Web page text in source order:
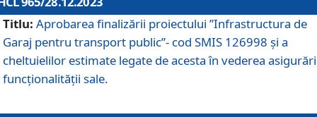
Titlu: Aprobarea finalizării proiectului ”Infrastructura de
Garaj pentru transport public”- cod SMIS 126998 și a
cheltuielilor estimate legate de acesta în vederea
funcționalității sale.